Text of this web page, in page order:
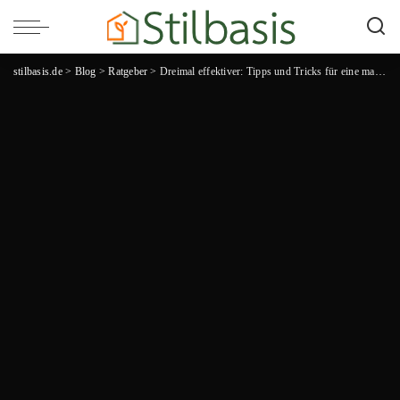
stilbasis.de> Blog >Ratgeber > Dreimal effektiver: Tipps und Tricks für eine maximale Produktivität